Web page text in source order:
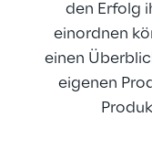
den Erfolg
einordnen
einen
eigenen